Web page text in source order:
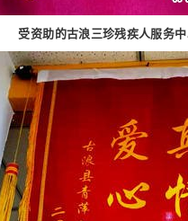
受资助的古浪三珍残疾人服务中